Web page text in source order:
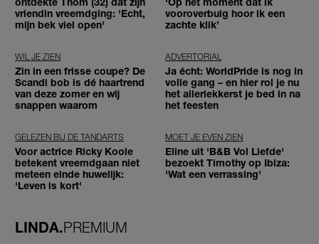
vriendin vreemdging: 'Echt,
mijn bek viel open'
vooroverbuig hoor ik een
zachte klik’
WIL JE ZIEN
Zin in een frisse coupe? De
Scandi bob is dé haartrend
van deze zomer en wij
snappen waarom
ADVERTORIAL
Ja écht: WorldPride is nog in
volle gang – en hier rol je nu
het allerlekkerst je bed in na
het feesten
GELEZEN BIJ DE TANDARTS
Voor actrice Ricky Koole
betekent vreemdgaan niet
meteen einde huwelijk:
'Leven is kort'
MOET JE EVEN ZIEN
Eline uit 'B&B Vol Liefde'
bezoekt Timothy op Ibiza:
'Wat een verrassing'
LINDA.PREMIUM